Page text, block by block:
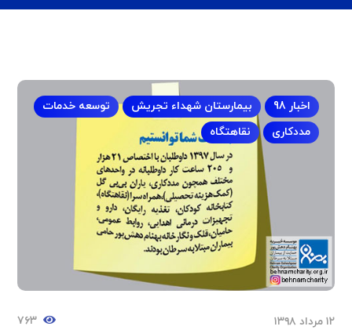
اخبار 98 بیمارستان شهداء تجریش
توسعه خدمات
مددکاری
نقاهتگاه
۱۲ مرداد ۱۳۹۸ ۷۶۳